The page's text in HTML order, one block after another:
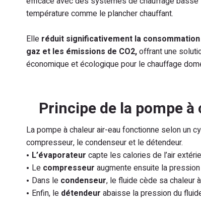
température comme le plancher chauffant.
Elle réduit significativement la
gaz et les émissions de CO2,offrant une
économique et écologique pour le chauffage
Principe de la pompe
La pompe à chaleur air-eau fonctionne selon un
compresseur, le condenseur et le détendeur.
L’évaporateur capte les calories de l’air
Le compresseur augmente ensuite la
Dans le condenseur, le fluide cède sa chaleur
Enfin, le détendeur abaisse la pression du